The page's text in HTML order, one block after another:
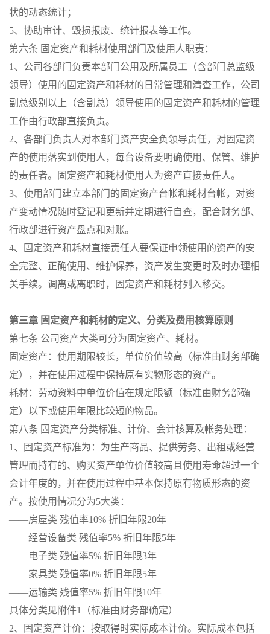
状的动态统计；
5、协助审计、毁损报废、统计报表等工作。
第六条 固定资产和耗材使用部门及使用人职责：
1、公司各部门负责本部门公用及所属员工（含部门总监级
领导）使用的固定资产和耗材的日常管理和清查工作，公司
副总级别以上（含副总）领导使用的固定资产和耗材的管理
工作由行政部直接负责。
2、各部门负责人对本部门资产安全负领导责任，对固定资
产的使用落实到使用人，每台设备要明确使用、保管、维护
的责任者。固定资产和耗材使用人为资产直接责任人。
3、使用部门建立本部门的固定资产台帐和耗材台帐，对资
产变动情况随时登记和更新并定期进行自查，配合财务部、
行政部进行资产盘点和对账。
4、固定资产和耗材直接责任人要保证申领使用的资产的安
全完整、正确使用、维护保养，资产发生变更时及时办理相
关手续。调离或离职时，固定资产和耗材列入移交。
第三章 固定资产和耗材的定义、分类及费用核算原则
第七条 公司资产大类可分为固定资产、耗材。
固定资产：使用期限较长，单位价值较高（标准由财务部确
定），并在使用过程中保持原有实物形态的资产。
耗材：劳动资料中单位价值在规定限额（标准由财务部确
定）以下或使用年限比较短的物品。
第八条 固定资产分类标准、计价、会计核算及帐务处理：
1、固定资产标准为：为生产商品、提供劳务、出租或经营
管理而持有的、购买资产单位价值较高且使用寿命超过一个
会计年度的，并在使用过程中基本保持原有物质形态的资
产。按使用情况分为5大类：
——房屋类 残值率10% 折旧年限20年
——经营设备类 残值率5% 折旧年限5年
——电子类 残值率5% 折旧年限3年
——家具类 残值率0% 折旧年限5年
——运输类 残值率5% 折旧年限10年
具体分类见附件1（标准由财务部确定）
2、固定资产计价：按取得时实际成本计价。实际成本包括